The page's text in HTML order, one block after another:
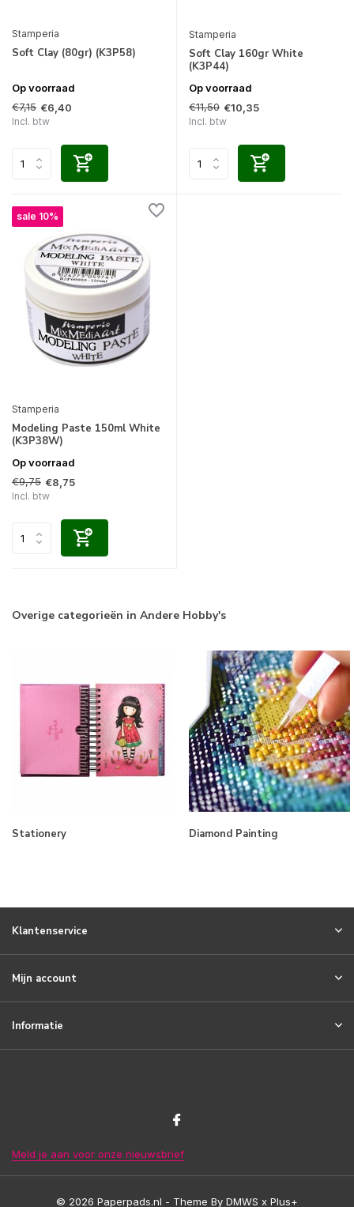
Stamperia
Soft Clay (80gr) (K3P58)
Op voorraad
€7,15 €6,40
Incl. btw
Stamperia
Soft Clay 160gr White
(K3P44)
Op voorraad
€11,50 €10,35
Incl. btw
sale 10%
Stamperia
Modeling Paste 150ml White
(K3P38W)
Op voorraad
€9,75 €8,75
Incl. btw
Overige categorieën in Andere Hobby's
Stationery Diamond Painting
Klantenservice
Mijn account
Informatie
Meld je aan voor onze nieuwsbrief
© 2026 Paperpads.nl - Theme By DMWS x Plus+